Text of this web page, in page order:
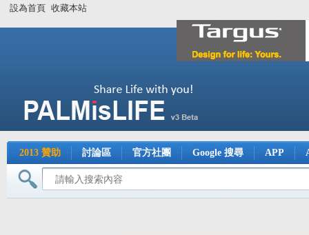
設為首頁 收藏本站
2013 贊助 討論區 官方社團 Google 搜尋 APP